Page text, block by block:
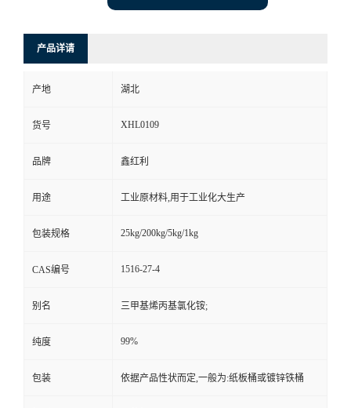
产品详请
产地 湖北
货号 XHL0109
品牌 鑫红利
用途 工业原材料,用于工业化大生产
包装规格 25kg/200kg/5kg/1kg
CAS编号 1516-27-4
别名 三甲基烯丙基氯化铵;
纯度 99%
包装 依据产品性状而定,一般为:纸板桶或镀锌铁桶